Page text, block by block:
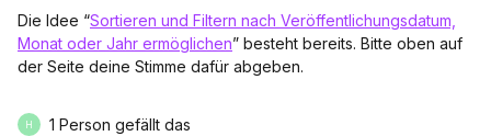
Die Idee “Sortieren und Filtern nach Veröffentlichungsdatum,
Monat oder Jahr ermöglichen” besteht bereits. Bitte oben auf
der Seite deine Stimme dafür abgeben.
H 1 Person gefällt das